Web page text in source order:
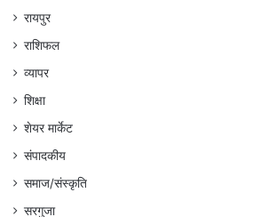
रायपुर
राशिफल
व्यापर
शिक्षा
शेयर मार्केट
संपादकीय
समाज/संस्कृति
सरगुजा